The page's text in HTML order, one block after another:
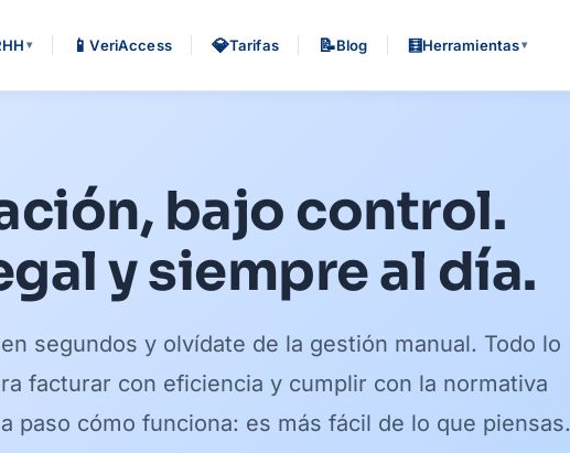
▾ 📱VeriAccess 💎Tarifas 📝Blog 🧮Herramientas▾
bajo control.
y siempre al día.
segundos y olvídate de la gestión manual. Todo lo
facturar con eficiencia y cumplir con la normativa
paso cómo funciona: es más fácil de lo que piensas.